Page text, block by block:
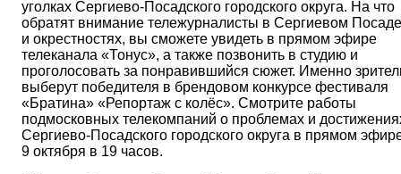
уголках Сергиево-Посадского городского округа. На что
обратят внимание тележурналисты в Сергиевом Посаде
и окрестностях, вы сможете увидеть в прямом эфире
телеканала «Тонус», а также позвонить в студию и
проголосовать за понравившийся сюжет. Именно
выберут победителя в брендовом конкурсе фестиваля
«Братина» «Репортаж с колёс». Смотрите работы
подмосковных телекомпаний о проблемах и
Сергиево-Посадского городского округа в прямом
9 октября в 19 часов.